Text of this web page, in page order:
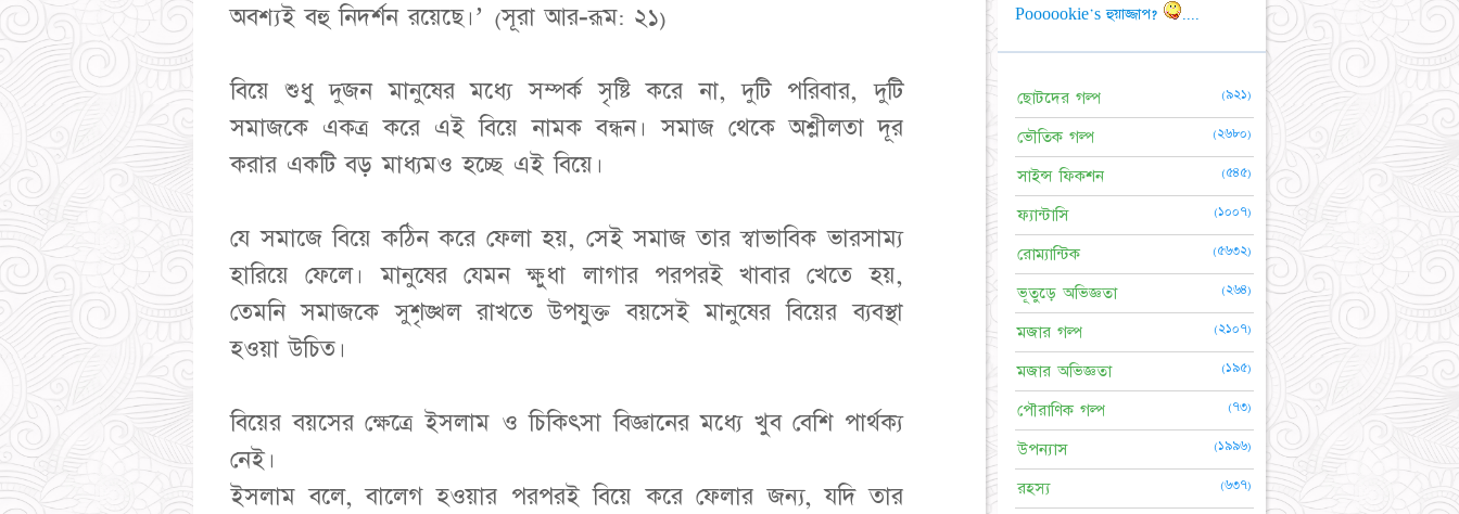
অবশ্যই বহু নিদর্শন রয়েছে।’ (সূরা আর-রূম: ২১)
বিয়ে শুধু দুজন মানুষের মধ্যে সম্পর্ক সৃষ্টি করে না, দুটি পরিবার, দুটি
সমাজকে একত্র করে এই বিয়ে নামক বন্ধন। সমাজ থেকে অশ্লীলতা দূর
করার একটি বড় মাধ্যমও হচ্ছে এই বিয়ে।
যে সমাজে বিয়ে কঠিন করে ফেলা হয়, সেই সমাজ তার স্বাভাবিক ভারসাম্য
হারিয়ে ফেলে। মানুষের যেমন ক্ষুধা লাগার পরপরই খাবার খেতে হয়,
তেমনি সমাজকে সুশৃঙ্খল রাখতে উপযুক্ত বয়সেই মানুষের বিয়ের ব্যবস্থা
হওয়া উচিত।
বিয়ের বয়সের ক্ষেত্রে ইসলাম ও চিকিৎসা বিজ্ঞানের মধ্যে খুব বেশি পার্থক্য
নেই।
ইসলাম বলে, বালেগ হওয়ার পরপরই বিয়ে করে ফেলার জন্য, যদি তার
Poooookie's হুয়াজ্জাপ?
....
ছোটদের গল্প (৯২১)
ভৌতিক গল্প (২৬৮০)
সাইন্স ফিকশন (৫৪৫)
ফ্যান্টাসি (১০০৭)
রোম্যান্টিক (৫৬৩২)
ভূতুড়ে অভিজ্ঞতা (২৬৪)
মজার গল্প (২১০৭)
মজার অভিজ্ঞতা (১৯৫)
পৌরাণিক গল্প (৭৩)
উপন্যাস (১৯৯৬)
রহস্য (৬৩৭)